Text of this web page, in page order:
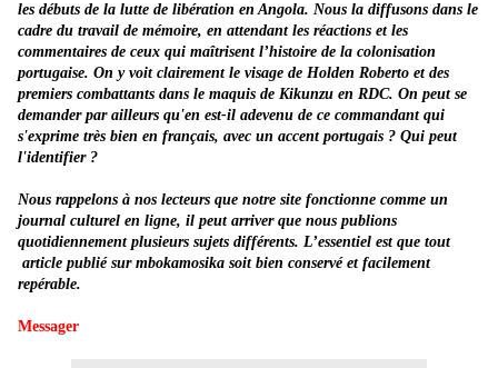
les débuts de la lutte de libération en Angola. Nous la diffusons dans le
cadre du travail de mémoire, en attendant les réactions et les
commentaires de ceux qui maîtrisent l’histoire de la colonisation
portugaise. On y voit clairement le visage de Holden Roberto et des
premiers combattants dans le maquis de Kikunzu en RDC. On peut se
demander par ailleurs qu'en est-il adevenu de ce commandant qui
s'exprime très bien en français, avec un accent portugais ? Qui peut
l'identifier ?
Nous rappelons à nos lecteurs que notre site fonctionne comme un
journal culturel en ligne, il peut arriver que nous publions
quotidiennement plusieurs sujets différents. L’essentiel est que tout
article publié sur mbokamosika soit bien conservé et facilement
repérable.
Messager